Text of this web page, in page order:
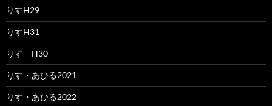
りすH29
りすH31
りす H30
りす・あひる2021
りす・あひる2022